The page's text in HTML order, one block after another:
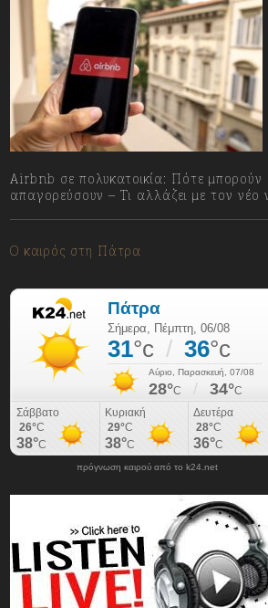
Airbnb σε πολυκατοικία: Πότε μπορούν
απαγορεύσουν – Τι αλλάζει με τον νέο
Ο καιρός στη Πάτρα
πρόγνωση καιρού από το k24.net